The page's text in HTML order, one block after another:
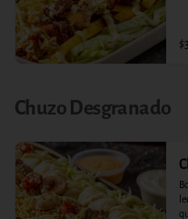
Chuzo Desgranado